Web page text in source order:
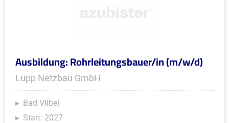
Ausbildung: Rohrleitungsbauer/in (m/w/d)
Lupp Netzbau GmbH
Bad Vilbel
Start: 2027